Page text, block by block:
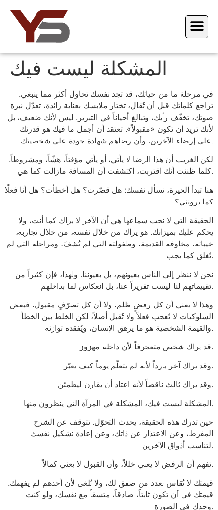
المشكلة ليست فيك
في مرحلة ما من حياتك، قد تجد نفسك تحاول أكثر مما ينبغي.
تراجع كلماتك قبل أن تُقال، تختار ملابسك بعناية زائدة، تعدّل نبرة
صوتك، تخفّف رأيك، وتبالغ أحياناً في التبرير. ليس لأنك ضعيف، بل
لأنك تريد أن تكون «مقبولاً». تعتقد أن أجمل ما فيك هو قدرتك
على إرضاء الآخرين، وأن رضاهم شهادة جودة على شخصيتك.
لكن الغريب أن هذا الرضا لا يأتي، أو يأتي مؤقتاً، هشّاً، ومشروطاً.
كلما ظننت أنك اقتربت، اكتشفت أن المسافة مازالت كما هي.
هنا تبدأ الحيرة، تسأل نفسك: هل قصّرت؟ هل أخطأت؟ هل أنا فعلًا
كما يرونني؟
الحقيقة التي لا نحب سماعها هي أن الآخر لا يراك كما أنت، ولا
يحكم عليك بميزانك. هو يراك من خلال نفسه، من خلال تجاربه،
خيباته، مخاوفه القديمة، وطفولته التي لم تُشفَ، ومراحله التي لم
تُغلق كما يجب.
نحن لا ننظر إلى الناس بعيونهم، بل بعيوننا. ولهذا، فإن كثيراً من
تقييماتهم لنا ليست تقريراً عنا، بل انعكاس لما بداخلهم.
وهذا لا يعني أن كل رفضٍ ظلم، ولا أن كل تصرّفٍ مقبول، فبعض
السلوكيات لا تُعجب فعلاً ولا تُقبل أصلاً، لكن الخلط بين الخطأ
والقيمة الشخصية هو ما يرهق الإنسان، ويُفقده توازنه.
قد يراك شخص متعجرفاً لأن داخله مهزوز.
وقد يراك آخر بارداً لأنه لم يتعلّم يوماً كيف يعبّر.
وقد يراك ثالث ناقصاً لأنه اعتاد أن يقارن ليطمئن.
المشكلة ليست فيك، المشكلة في المرآة التي ينظرون منها.
حين تدرك هذه الحقيقة، يحدث التحوّل. تتوقف عن الشرح
المفرط، وعن الاعتذار عن ذاتك، وعن إعادة تشكيل نفسك
لتناسب أذواق الآخرين.
تفهم أن الرفض لا يعني خللاً، وأن القبول لا يعني كمالاً.
قيمتك لا تُقاس بعدد من صفق لك، ولا تُلغى لأن أحدهم لم يفهمك.
قيمتك في أن تكون ثابتاً، صادقاً، متسقاً مع نفسك، ولو كنت
وحدك في الصورة.